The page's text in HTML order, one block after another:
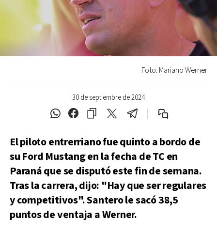
30 de septiembre de 2024
Foto: Mariano Werner
El piloto entrerriano fue quinto a bordo de
su Ford Mustang en la fecha de TC en
Paraná que se disputó este fin de semana.
Tras la carrera, dijo: "Hay que ser regulares
y competitivos". Santero le sacó 38,5
puntos de ventaja a Werner.